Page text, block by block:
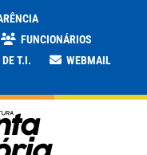
FUNCIONÁRIOS
T.I.
WEBMAIL